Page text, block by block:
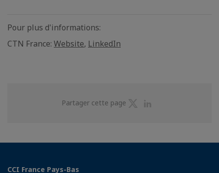
Pour plus d'informations:
CTN France: Website, LinkedIn
Partager cette page
Partager
CCI France Pays-Bas